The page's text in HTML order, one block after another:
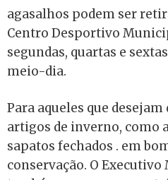
agasalhos podem ser
Centro Desportivo
segundas, quartas e
meio-dia.
Para aqueles que
artigos de inverno, como
sapatos fechados . em
conservação. O